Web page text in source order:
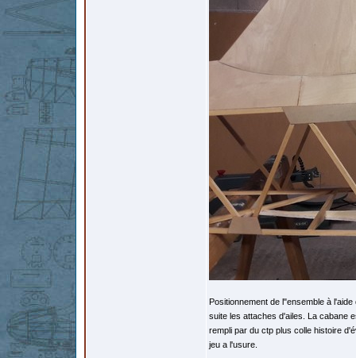
Positionnement de l"ensemble à
suite les attaches d'ailes. La cabane
rempli par du ctp plus colle histoire
jeu a l'usure.